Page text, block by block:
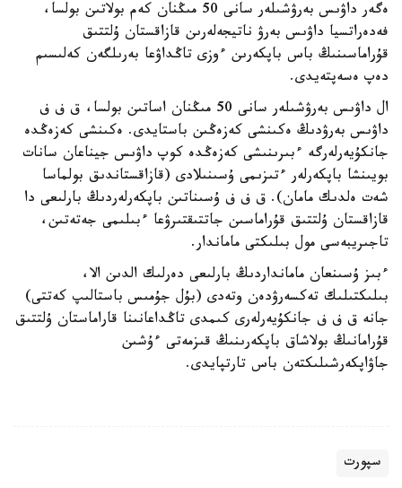
ەگەر داۋىس بەرۋشىلەر سانى 50 مىڭنان كەم بولاتىن بولسا،
فەدەراتسيا داۋىس بەرۋ ناتيجەلەرىن قازاقستان ۇلتتىق
قۇراماسىنىڭ باس باپكەرىن ءوزى تاڭداۋعا بەرىلگەن كەلىسىم
دەپ ەسەپتەيدى.
ال داۋىس بەرۋشىلەر سانى 50 مىڭنان اساتىن بولسا، ق ف ف
داۋىس بەرۋدىڭ ەكىنشى كەزەڭىن باستايدى. ەكىنشى كەزەڭدە
جانكۇيەرلەرگە ءبىرىنىشى كەزەڭدە كوپ داۋىس جيناعان سانات
بويىنشا باپكەرلەر ءتىزىمى ۇسىنىلادى (قازاقستاندىق بولماسا
شەت ەلدىك مامان). ق ف ف ۇسىناتىن باپكەرلەردىڭ بارلىعى دا
قازاقستان ۇلتتىق قۇراماسىن جاتتىقتىرۋعا ءبىلىمى جەتەتىن،
تاجىريبەسى مول بىلىكتى ماماندار.
ءبىز ۇسىنعان مامانداردىڭ بارلىعى دەرلىك الدىن الا،
بىلىكتىلىك تەكسەرۋدەن وتەدى (بۇل جۇمىس باستالىپ كەتتى)
جانە ق ف ف جانكۇيەرلەرى كىمدى تاڭداعانىنا قاراماستان ۇلتتىق
قۇرامانىڭ بولاشاق باپكەرىنىڭ قىزمەتى ءۇشىن
جاۋاپكەرشىلىكتەن باس تارتپايدى.
سپورت